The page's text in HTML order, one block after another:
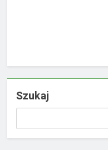
Szukaj